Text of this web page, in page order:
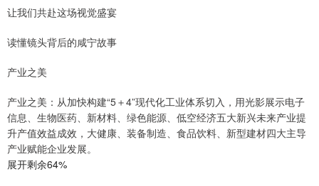
让我们共赴这场视觉盛宴
读懂镜头背后的咸宁故事
产业之美
产业之美：从加快构建“5＋4”现代化工业体系切入，用光影展示电子
信息、生物医药、新材料、绿色能源、低空经济五大新兴未来产业提
升产值效益成效，大健康、装备制造、食品饮料、新型建材四大主导
产业赋能企业发展。
展开剩余64%